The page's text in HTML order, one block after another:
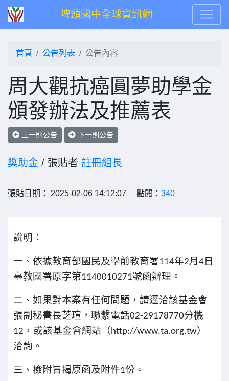
埤頭國中全球資訊網
首頁 公告列表 公告內容
周大觀抗癌圓夢助學金
頒發辦法及推薦表
上一則公告 下一則公告
獎助金 / 張貼者 註冊組長
張貼日期： 2025-02-06 14:12:07 點閱： 340
說明：
一、依據教育部國民及學前教育署114年2月 4 日
臺教國署原字第1140010271號函辦理。
二、如果對本案有任何問題，請逕洽該基金會
張副秘書長芝瑄，聯繫電話02-29178770分機
12 ，或該基金會網站（http://www.ta.org.tw）
洽詢。
三、檢附旨揭原函及附件1份。